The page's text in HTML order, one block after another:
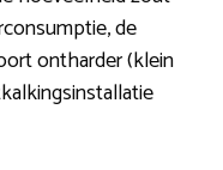
de
ontharder (klein